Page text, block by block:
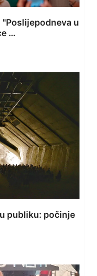
u
…
publiku: počinje